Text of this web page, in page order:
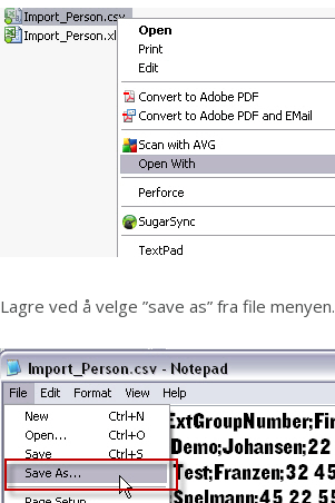
Lagre ved å velge ”save as” fra file menyen.